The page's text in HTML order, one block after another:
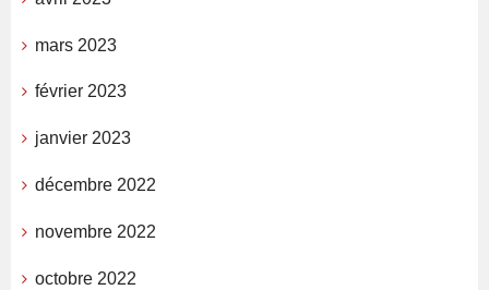
mars 2023
février 2023
janvier 2023
décembre 2022
novembre 2022
octobre 2022